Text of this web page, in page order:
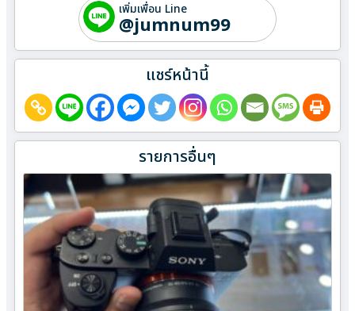
เพิ่มเพื่อน Line
@jumnum99
แชร์หน้านี้
รายการอื่นๆ